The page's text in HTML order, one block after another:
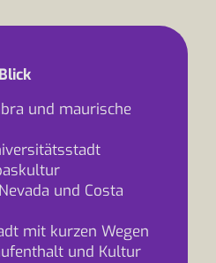
und maurische
und Costa
mit kurzen Wegen
und Kultur